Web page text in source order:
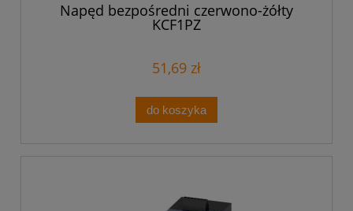
Napęd bezpośredni czerwono-żółty
KCF1PZ
51,69 zł
do koszyka